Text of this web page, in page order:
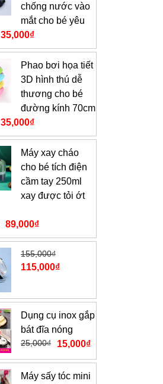
chống nước vào
mắt cho bé yêu
35,000₫
Phao bơi họa tiết
3D hình thú dễ
thương cho bé
đường kính 70cm
35,000₫
Máy xay cháo
cho bé tích điện
cầm tay 250ml
xay được tỏi ớt
89,000₫
155,000₫
115,000₫
Dụng cụ inox gắp
bát đĩa nóng
25,000₫ 15,000₫
Máy sấy tóc mini